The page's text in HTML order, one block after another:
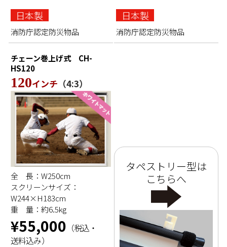
日本製
消防庁認定防災物品
日本製
消防庁認定防災物品
チェーン巻上げ式 CH-
HS120
120インチ （4:3）
全 長：W250cm
スクリーンサイズ：
W244×H183cm
重 量：約6.5kg
¥55,000 （税込・
送料込み）
タペストリー型は
こちらへ